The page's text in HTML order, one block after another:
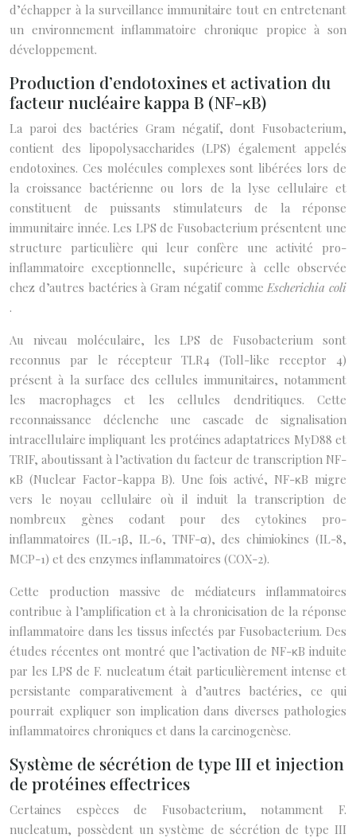
d’échapper à la surveillance immunitaire tout en entretenant
un environnement inflammatoire chronique propice à son
développement.
Production d’endotoxines et activation du
facteur nucléaire kappa B (NF-κB)
La paroi des bactéries Gram négatif, dont Fusobacterium,
contient des lipopolysaccharides (LPS) également appelés
endotoxines. Ces molécules complexes sont libérées lors de
la croissance bactérienne ou lors de la lyse cellulaire et
constituent de puissants stimulateurs de la réponse
immunitaire innée. Les LPS de Fusobacterium présentent une
structure particulière qui leur confère une activité pro-
inflammatoire exceptionnelle, supérieure à celle observée
chez d’autres bactéries à Gram négatif commeEscherichia coli
.
Au niveau moléculaire, les LPS de Fusobacterium sont
reconnus par le récepteur TLR4 (Toll-like receptor 4)
présent à la surface des cellules immunitaires, notamment
les macrophages et les cellules dendritiques. Cette
reconnaissance déclenche une cascade de signalisation
intracellulaire impliquant les protéines adaptatrices MyD88 et
TRIF, aboutissant à l’activation du facteur de transcription NF-
κB (Nuclear Factor-kappa B). Une fois activé, NF-κB migre
vers le noyau cellulaire où il induit la transcription de
nombreux gènes codant pour des cytokines pro-
inflammatoires (IL-1β, IL-6, TNF-α), des chimiokines (IL-8,
MCP-1) et des enzymes inflammatoires (COX-2).
Cette production massive de médiateurs inflammatoires
contribue à l’amplification et à la chronicisation de la réponse
inflammatoire dans les tissus infectés par Fusobacterium. Des
études récentes ont montré que l’activation de NF-κB induite
par les LPS de F. nucleatum était particulièrement intense et
persistante comparativement à d’autres bactéries, ce qui
pourrait expliquer son implication dans diverses pathologies
inflammatoires chroniques et dans la carcinogenèse.
Système de sécrétion de type III et injection
de protéines effectrices
Certaines espèces de Fusobacterium, notamment F.
nucleatum, possèdent un système de sécrétion de type III